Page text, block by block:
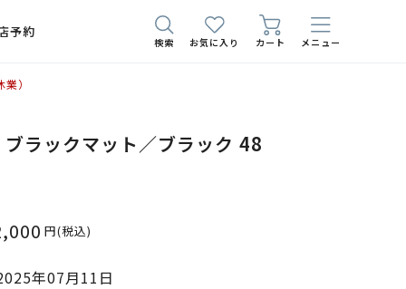
予約
検索 お気に入り カート メニュー
）
ラックマット／ブラック 48
円(税込)
年07月11日